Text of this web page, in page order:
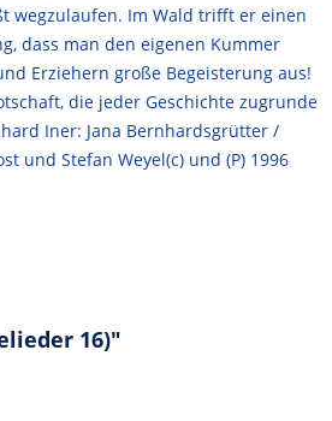
wegzulaufen. Im Wald trifft er einen
dass man den eigenen Kummer
Erziehern große Begeisterung aus!
die jeder Geschichte zugrunde
Iner: Jana Bernhardsgrütter /
und Stefan Weyel(c) und (P) 1996
16)"